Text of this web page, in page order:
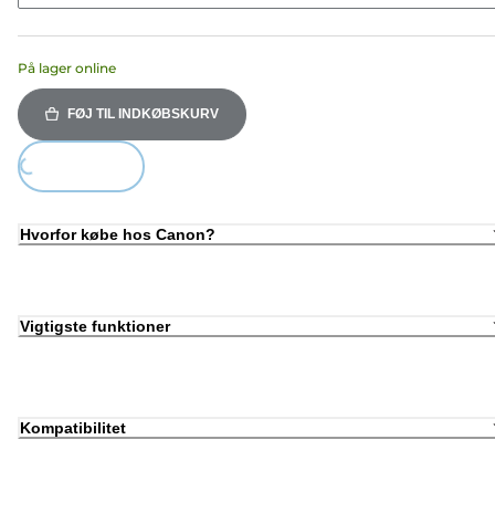
På lager online
FØJ TIL INDKØBSKURV
Hvorfor købe hos Canon?
Vigtigste funktioner
Kompatibilitet